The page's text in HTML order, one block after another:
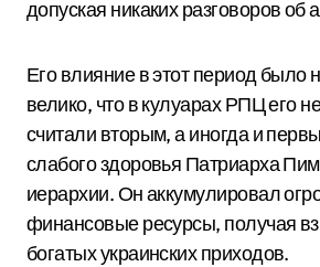
допуская никаких разговоров об
Его влияние в этот период было
велико, что в кулуарах РПЦ его
считали вторым, а иногда и
слабого здоровья Патриарха
иерархии. Он аккумулировал
финансовые ресурсы, получая
богатых украинских приходов.